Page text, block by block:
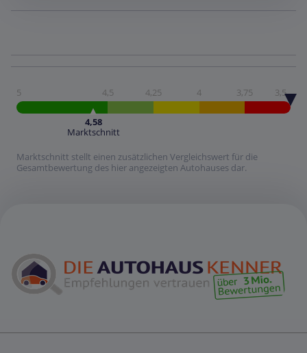
5 4,5 4,25 4 3,75 3,5
4,58
Marktschnitt
Marktschnitt stellt einen zusätzlichen Vergleichswert für die
Gesamtbewertung des hier angezeigten Autohauses dar.